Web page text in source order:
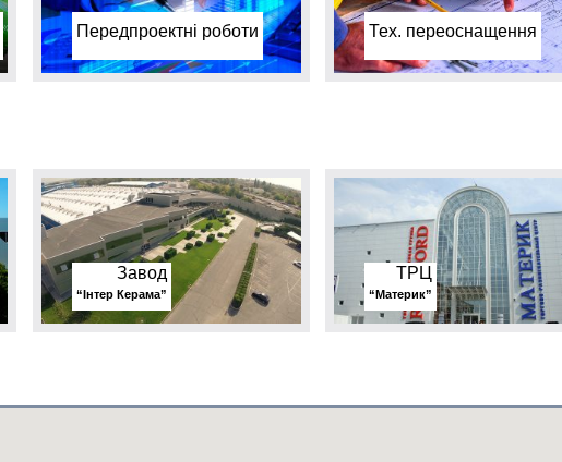
Передпроектні роботи Тех. переоснащення
Завод
“Інтер Керама”
ТРЦ
“Материк”